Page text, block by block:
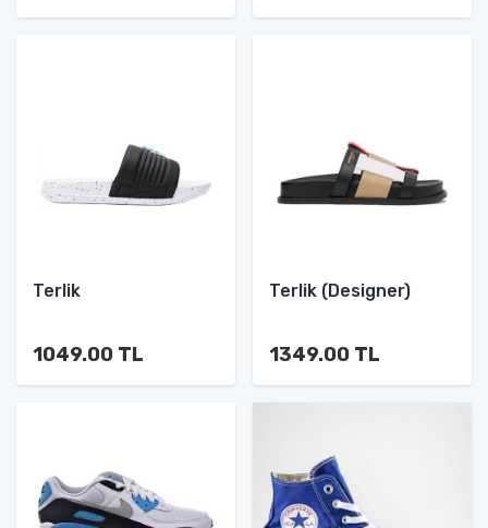
Terlik
1049.00 TL
Terlik (Designer)
1349.00 TL